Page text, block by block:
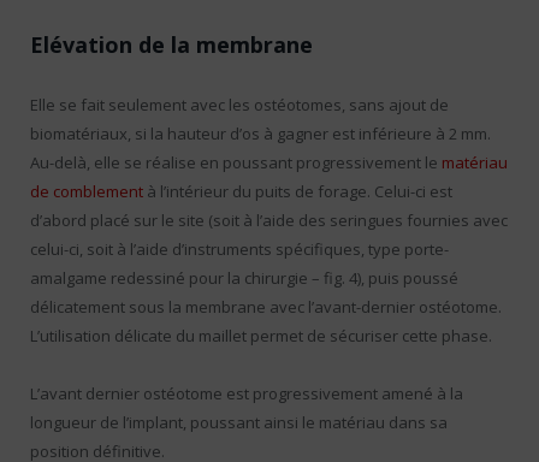
Elévation de la membrane
Elle se fait seulement avec les ostéotomes, sans ajout de
biomatériaux, si la hauteur d’os à gagner est inférieure à 2 mm.
Au-delà, elle se réalise en poussant progressivement le matériau
de comblement à l’intérieur du puits de forage. Celui-ci est
d’abord placé sur le site (soit à l’aide des seringues fournies avec
celui-ci, soit à l’aide d’instruments spécifiques, type porte-
amalgame redessiné pour la chirurgie – fig. 4), puis poussé
délicatement sous la membrane avec l’avant-dernier ostéotome.
L’utilisation délicate du maillet permet de sécuriser cette phase.
L’avant dernier ostéotome est progressivement amené à la
longueur de l’implant, poussant ainsi le matériau dans sa
position définitive.